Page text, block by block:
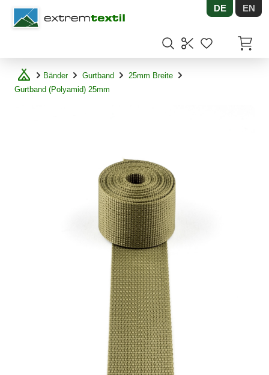
Shopware DE EN
Bänder Gurtband
25mm Breite
Gurtband (Polyamid) 25mm